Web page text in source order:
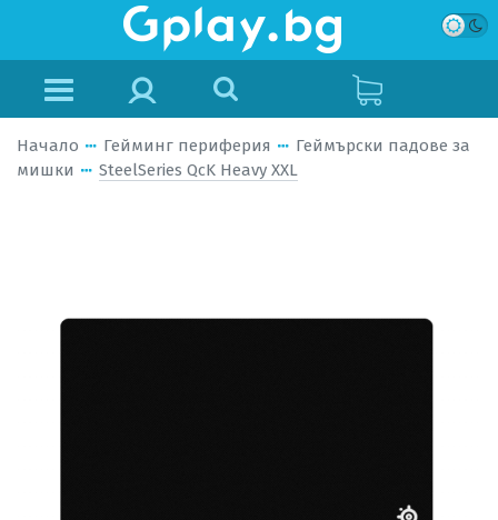
Начало Гейминг периферия
Геймърски падове за
мишки
SteelSeries QcK Heavy XXL